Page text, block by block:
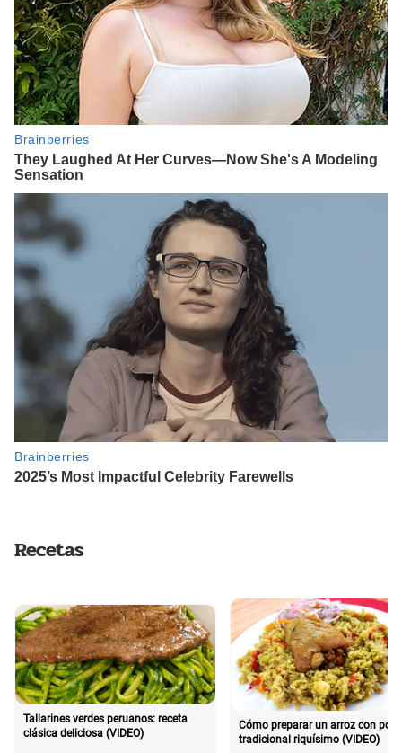
Recetas
Tallarines verdes peruanos: receta
clásica deliciosa (VIDEO)
Cómo preparar un arroz con pollo
tradicional riquísimo (VIDEO)